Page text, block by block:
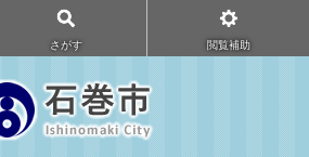
さがす 閲覧補助